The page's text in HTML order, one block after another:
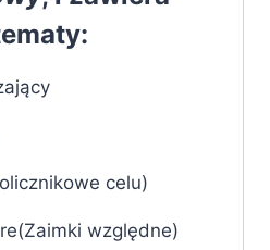
celu)
względne)